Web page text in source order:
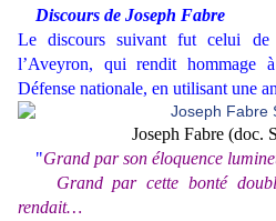
Discours de Joseph Fabre
Le discours suivant fut celui de
l’Aveyron, qui rendit hommage
Défense nationale, en utilisant une
Joseph Fabre (doc.
"Grand par son éloquence
Grand par cette bonté
rendait…